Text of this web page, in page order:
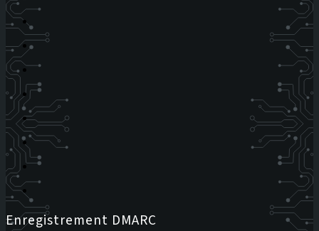
Enregistrement DMARC